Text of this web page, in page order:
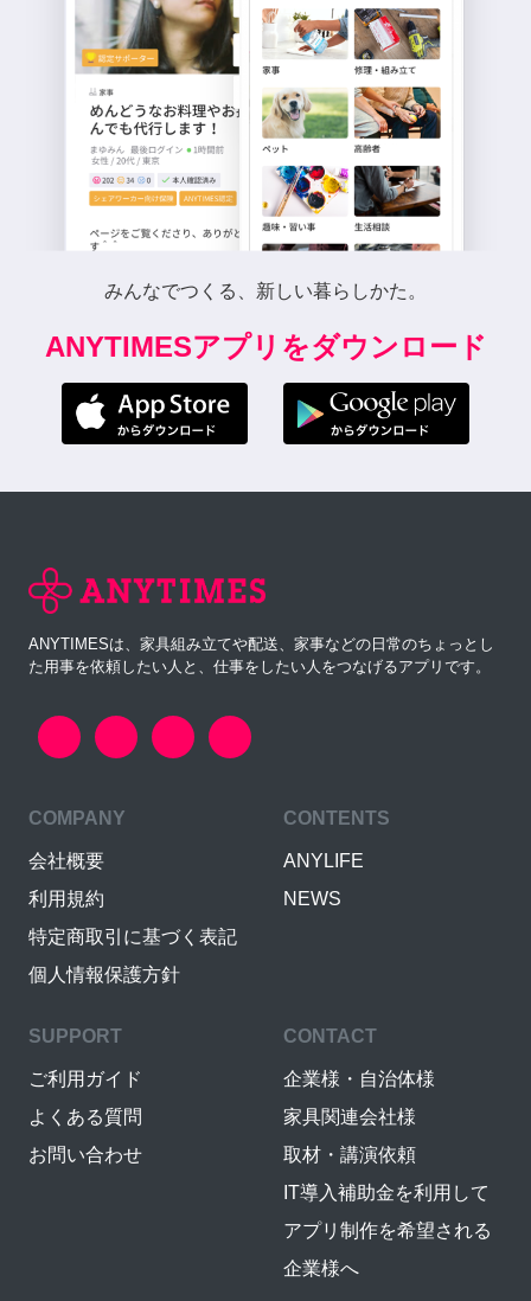
みんなでつくる、新しい暮らしかた。
ANYTIMESアプリをダウンロード
ANYTIMESは、家具組み立てや配送、家事などの日常のちょっとし
た用事を依頼したい人と、仕事をしたい人をつなげるアプリです。
COMPANY
会社概要
利用規約
特定商取引に基づく表記
個人情報保護方針
CONTENTS
ANYLIFE
NEWS
SUPPORT
ご利用ガイド
よくある質問
お問い合わせ
CONTACT
企業様・自治体様
家具関連会社様
取材・講演依頼
IT導入補助金を利用して
アプリ制作を希望される
企業様へ